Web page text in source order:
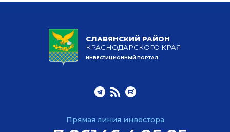
СЛАВЯНСКИЙ РАЙОН
КРАСНОДАРСКОГО КРАЯ
ИНВЕСТИЦИОННЫЙ ПОРТАЛ
Прямая линия инвестора